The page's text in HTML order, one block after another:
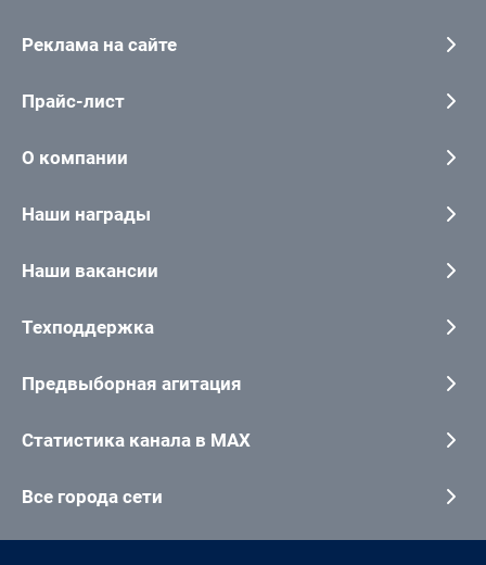
Реклама на сайте
Прайс-лист
О компании
Наши награды
Наши вакансии
Техподдержка
Предвыборная агитация
Статистика канала в MAX
Все города сети